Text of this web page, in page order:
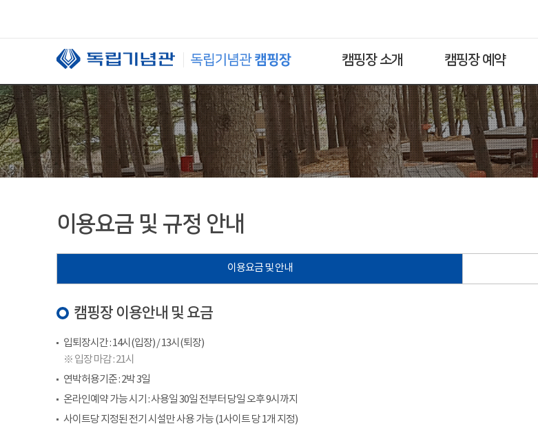
캠핑장 소개 캠핑장 예약
이용요금 및 규정 안내
이용요금 및 안내
캠핑장 이용안내 및 요금
입퇴장시간 : 14시(입장) / 13시(퇴장)
※ 입장 마감 : 21시
연박허용기준 : 2박 3일
온라인예약 가능 시기 : 사용일 30일 전부터 당일 오후 9시까지
사이트당 지정된 전기 시설만 사용 가능 (1사이트 당 1개 지정)